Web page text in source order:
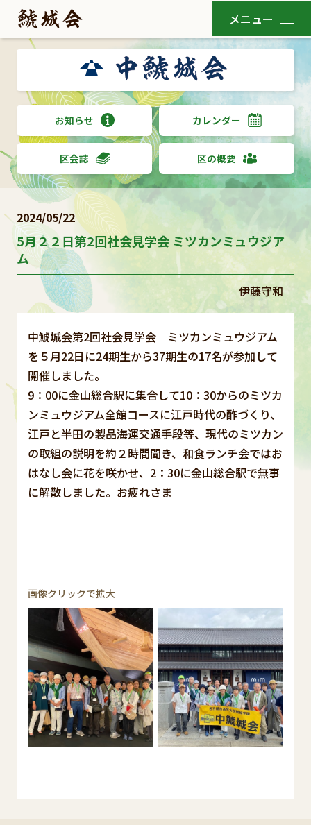
お知らせ カレンダー
区会誌 区の概要
2024/05/22
5月２２日第2回社会見学会 ミツカンミュウジア
ム
伊藤守和
中鯱城会第2回社会見学会 ミツカンミュウジアム
を５月22日に24期生から37期生の17名が参加して
開催しました。
9：00に金山総合駅に集合して10：30からのミツカ
ンミュウジアム全館コースに江戸時代の酢づくり、
江戸と半田の製品海運交通手段等、現代のミツカン
の取組の説明を約２時間聞き、和食ランチ会ではお
はなし会に花を咲かせ、2：30に金山総合駅で無事
に解散しました。お疲れさま
画像クリックで拡大